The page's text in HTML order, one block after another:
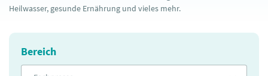
Heilwasser, gesunde Ernährung und vieles mehr.
Bereich